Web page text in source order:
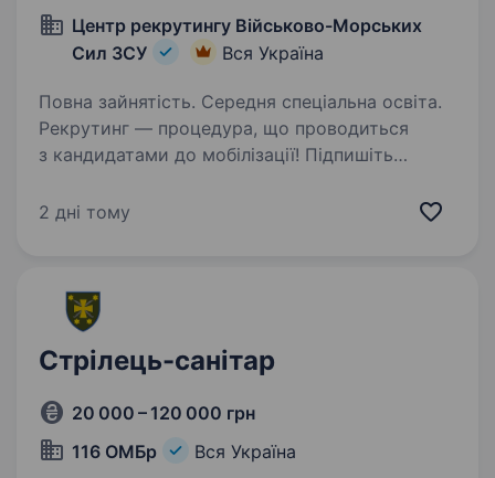
Центр рекрутингу Військово-Морських
Сил ЗСУ
Вся Україна
Повна зайнятість. Середня спеціальна освіта.
Рекрутинг — процедура, що проводиться
з кандидатами до мобілізації! Підпишіть
обрати місце служби та отримати всі
2 дні тому
Стрілець-санітар
20 000 – 120 000 грн
116 ОМБр
Вся Україна